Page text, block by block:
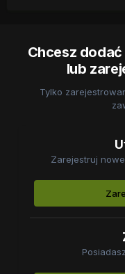
Chcesz
lub
Tylko
Zarejestruj